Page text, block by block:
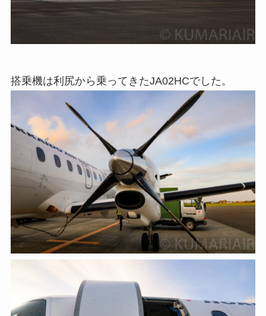
搭乗機は利尻から乗ってきたJA02HCでした。